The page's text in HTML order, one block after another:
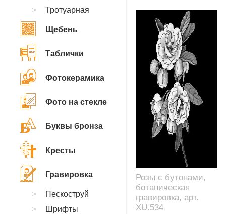
Розы с бутонами,
ботаническая
гравировка, арт.
XU.534
Тротуарная
Щебень
Таблички
Фотокерамика
Фото на стекле
Буквы бронза
Кресты
Гравировка
Пескоструй
Шрифты